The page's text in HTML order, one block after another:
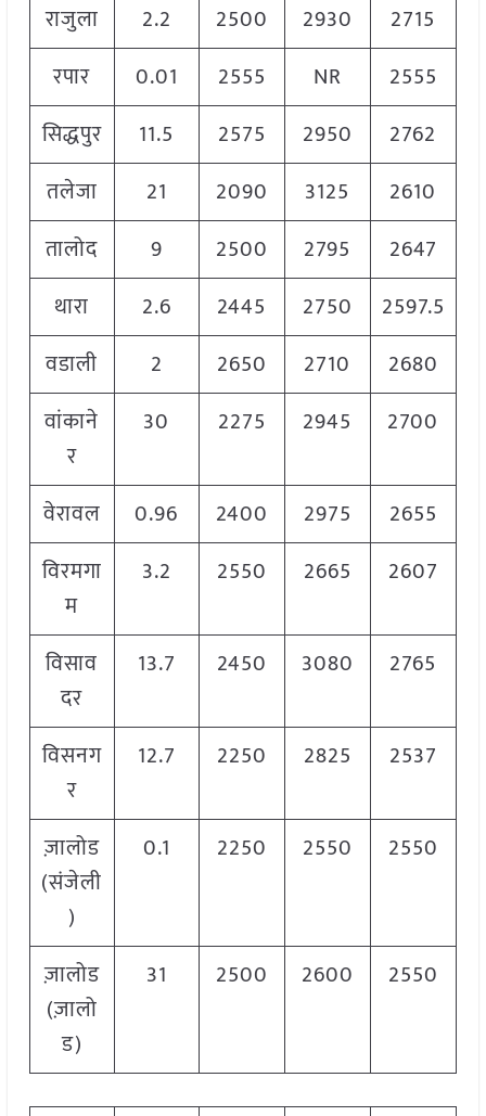
राजुला 2.2 2500 2930
2715
रपार
0.01 2555 NR
2555
सिद्धपुर
11.5 2575 2950
2762
तलेजा
21 2090 3125
2610
तालोद
9 2500 2795
2647
थारा
2.6 2445 2750
2597.5
वडाली
2 2650 2710
2680
वांकाने
र
30 2275 2945 2700
वेरावल 0.96 2400 2975
2655
विरमगा
म
3.2 2550 2665 2607
विसाव
दर
13.7 2450 3080 2765
विसनग
र
12.7 2250 2825 2537
ज़ालोड
(संजेली
)
0.1 2250 2550 2550
ज़ालोड
(ज़ालो
ड)
31 2500 2600 2550